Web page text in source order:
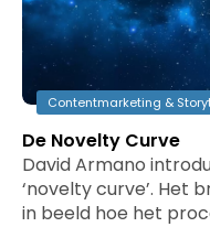
Contentmarketing &
De Novelty Curve
David Armano
‘novelty curve’. Het
in beeld hoe het